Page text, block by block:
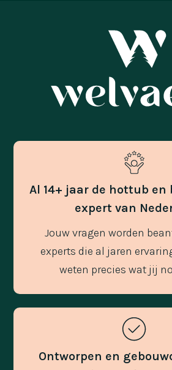
Al 14+ jaar de hottub
expert van
Jouw vragen worden
experts die al jaren
weten precies wat jij
Ontworpen en